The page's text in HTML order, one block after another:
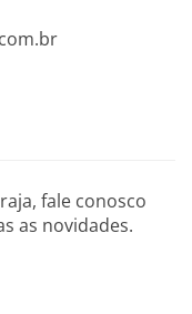
fale conosco
as novidades.